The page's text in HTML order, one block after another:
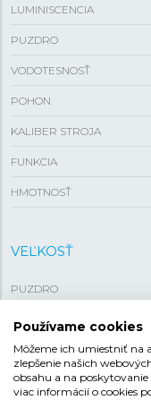
LUMINISCENCIA
PUZDRO
VODOTESNOSŤ
POHON
KALIBER STROJA
FUNKCIA
HMOTNOSŤ
VEĽKOSŤ
PUZDRO
HRÚBKA
REMIENOK
Používame cookies
Môžeme ich umiestniť na
zlepšenie našich
obsahu a na
viac informácií o cookies